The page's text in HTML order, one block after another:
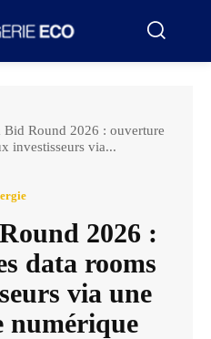
Bid Round 2026 : ouverture
investisseurs via...
2026 :
data rooms
via une
numérique